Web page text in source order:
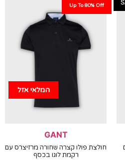
Up To 80% Off
המלאי אזל
GANT
חולצת פולו קצרה שחורה מרזיצרס עם
רקמת לוגו בכסף